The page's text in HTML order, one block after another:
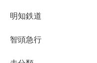
明知鉄道
智頭急行